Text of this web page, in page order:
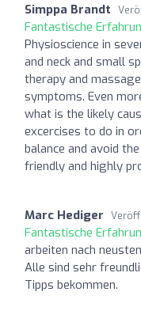
Simppa Brandt
Fantastische
Physioscience in
and neck and small
therapy and
symptoms. Even
what is the likely
excercises to do in
balance and avoid
friendly and highly
Marc Hediger
Fantastische
arbeiten nach
Alle sind sehr
Tipps bekommen.